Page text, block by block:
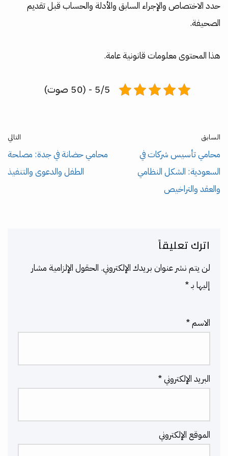
حدد الاختصاص والإجراء السابق والأدلة والحساب قبل تقديم
الصحيفة.
هذا المحتوى معلومات قانونية عامة.
5/5 - (50 صوت)
السابق
محامي تأسيس شركات في
السعودية: الشكل النظامي
والعقد والتراخيص
التالي
محامي حضانة في جدة: مصلحة
الطفل والدعوى والتنفيذ
اترك تعليقاً
لن يتم نشر عنوان بريدك الإلكتروني. الحقول الإلزامية مشار
إليها بـ*
الاسم*
البريد الإلكتروني*
الموقع الإلكتروني